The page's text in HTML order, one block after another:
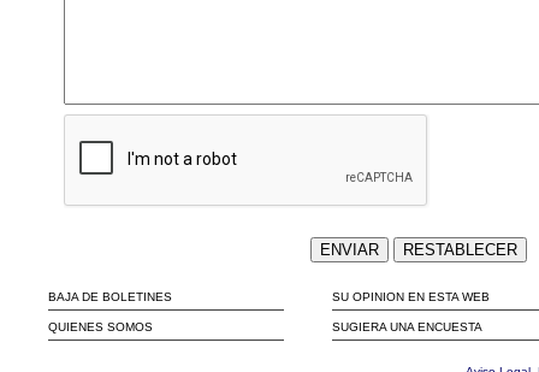
BAJA DE BOLETINES
QUIENES SOMOS
SU OPINION EN ESTA WEB
SUGIERA UNA ENCUESTA